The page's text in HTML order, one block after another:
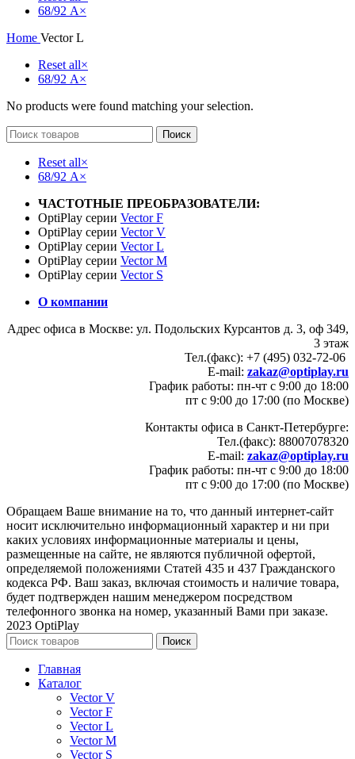
68/92 А×
Home Vector L
Reset all×
68/92 А×
No products were found matching your selection.
Поиск
Reset all×
68/92 А×
ЧАСТОТНЫЕ ПРЕОБРАЗОВАТЕЛИ:
OptiPlay серии Vector F
OptiPlay серии Vector V
OptiPlay серии Vector L
OptiPlay серии Vector M
OptiPlay серии Vector S
О компании
Адрес офиса в Москве: ул. Подольских Курсантов д. 3, оф 349,
3 этаж
Тел.(факс): +7 (495) 032-72-06
E-mail: zakaz@optiplay.ru
График работы: пн-чт с 9:00 до 18:00
пт с 9:00 до 17:00 (по Москве)
Контакты офиса в Санкт-Петербурге:
Тел.(факс): 88007078320
E-mail: zakaz@optiplay.ru
График работы: пн-чт с 9:00 до 18:00
пт с 9:00 до 17:00 (по Москве)
Обращаем Ваше внимание на то, что данный интернет-сайт
носит исключительно информационный характер и ни при
каких условиях информационные материалы и цены,
размещенные на сайте, не являются публичной офертой,
определяемой положениями Статей 435 и 437 Гражданского
кодекса РФ. Ваш заказ, включая стоимость и наличие товара,
будет подтвержден нашим менеджером посредством
телефонного звонка на номер, указанный Вами при заказе.
2023 OptiPlay
Поиск
Главная
Каталог
Vector V
Vector F
Vector L
Vector M
Vector S